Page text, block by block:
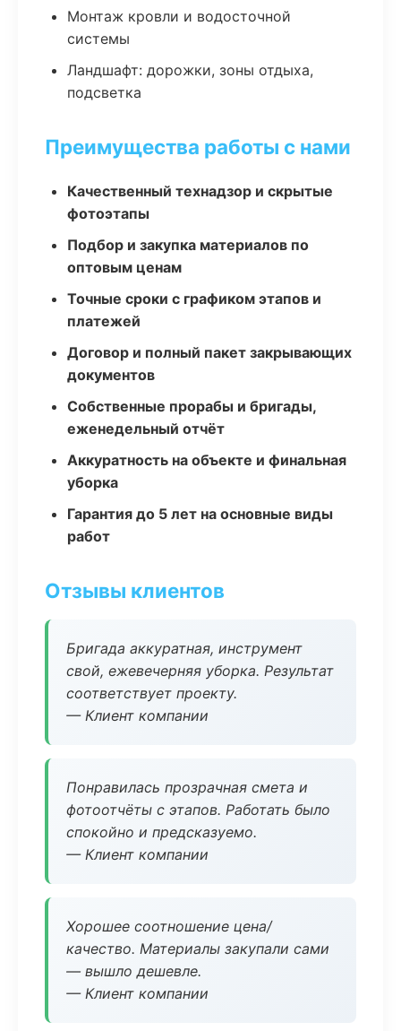
Монтаж кровли и водосточной
системы
Ландшафт: дорожки, зоны отдыха,
подсветка
Преимущества работы с нами
Качественный технадзор и скрытые
фотоэтапы
Подбор и закупка материалов по
оптовым ценам
Точные сроки с графиком этапов и
платежей
Договор и полный пакет закрывающих
документов
Собственные прорабы и бригады,
еженедельный отчёт
Аккуратность на объекте и финальная
уборка
Гарантия до 5 лет на основные виды
работ
Отзывы клиентов
Бригада аккуратная, инструмент
свой, ежевечерняя уборка. Результат
соответствует проекту.
— Клиент компании
Понравилась прозрачная смета и
фотоотчёты с этапов. Работать было
спокойно и предсказуемо.
— Клиент компании
Хорошее соотношение цена/
качество. Материалы закупали сами
— вышло дешевле.
— Клиент компании